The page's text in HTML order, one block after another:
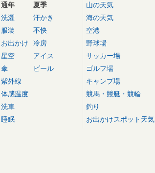
通年
洗濯
服装
お出かけ
星空
傘
紫外線
体感温度
洗車
睡眠
夏季
汗かき
不快
冷房
アイス
ビール
山の天気
海の天気
空港
野球場
サッカー場
ゴルフ場
キャンプ場
競馬・競艇・競輪
釣り
お出かけスポット天気